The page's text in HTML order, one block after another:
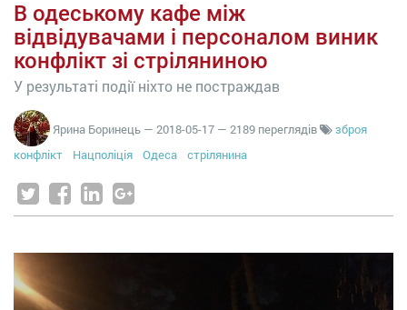
В одеському кафе між
відвідувачами і персоналом виник
конфлікт зі стріляниною
У результаті події ніхто не постраждав
Ярина Боринець — 2018-05-17 — 2189 переглядів
зброя
конфлікт
Нацполіція Одеса стрілянина